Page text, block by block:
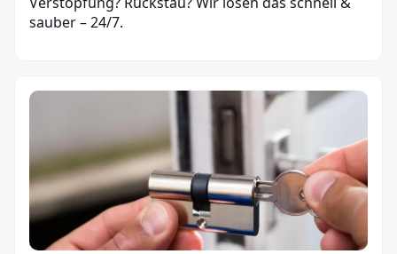
sauber – 24/7.